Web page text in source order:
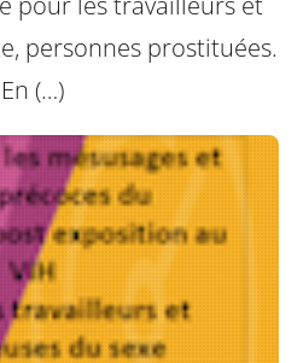
personnes prostituées.
En (…)